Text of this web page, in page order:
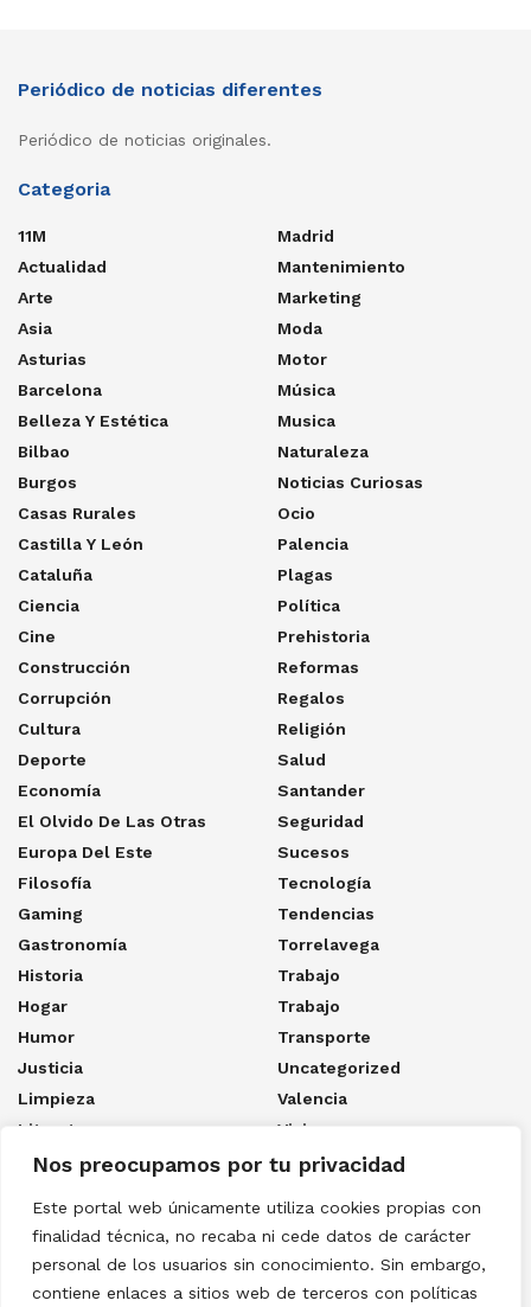
Nos preocupamos por tu privacidad
Este portal web únicamente utiliza cookies propias con
finalidad técnica, no recaba ni cede datos de carácter
personal de los usuarios sin conocimiento. Sin embargo,
contiene enlaces a sitios web de terceros con políticas
Periódico de noticias diferentes
Periódico de noticias originales.
Categoria
11M
Actualidad
Arte
Asia
Asturias
Barcelona
Belleza Y Estética
Bilbao
Burgos
Casas Rurales
Castilla Y León
Cataluña
Ciencia
Cine
Construcción
Corrupción
Cultura
Deporte
Economía
El Olvido De Las Otras
Europa Del Este
Filosofía
Gaming
Gastronomía
Historia
Hogar
Humor
Justicia
Limpieza
Literatura
Los Cuatro Naufragios Del
Capitán
Los Ultimos Dias De La
Olmeda
Madrid
Mantenimiento
Marketing
Moda
Motor
Música
Musica
Naturaleza
Noticias Curiosas
Ocio
Palencia
Plagas
Política
Prehistoria
Reformas
Regalos
Religión
Salud
Santander
Seguridad
Sucesos
Tecnología
Tendencias
Torrelavega
Trabajo
Trabajo
Transporte
Uncategorized
Valencia
Viajes
Ya Sólo Queda Morir
Links